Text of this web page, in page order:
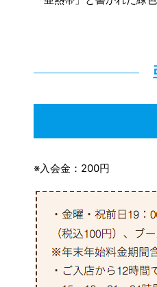
※入会金：200円